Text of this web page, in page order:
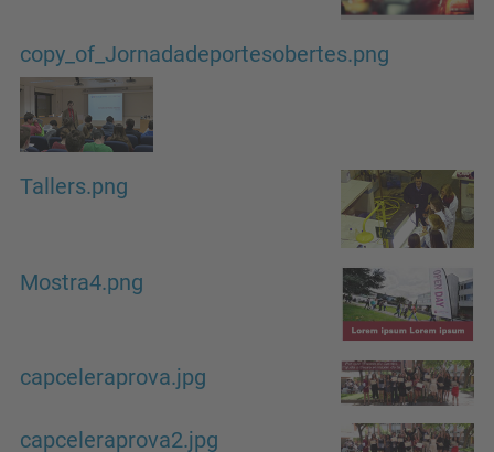
copy_of_Jornadadeportesobertes.png
Tallers.png
Mostra4.png
capceleraprova.jpg
capceleraprova2.jpg